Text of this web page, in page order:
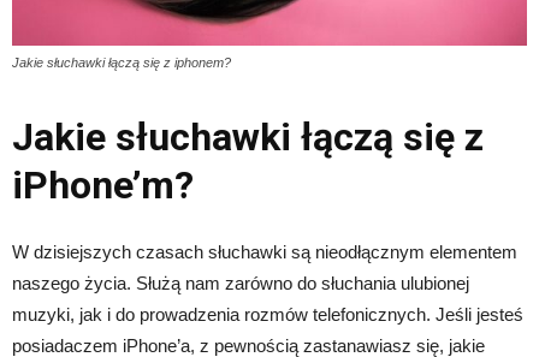
Jakie słuchawki łączą się z iphonem?
Jakie słuchawki łączą się z
iPhone’m?
W dzisiejszych czasach słuchawki są nieodłącznym elementem
naszego życia. Służą nam zarówno do słuchania ulubionej
muzyki, jak i do prowadzenia rozmów telefonicznych. Jeśli jesteś
posiadaczem iPhone’a, z pewnością zastanawiasz się, jakie